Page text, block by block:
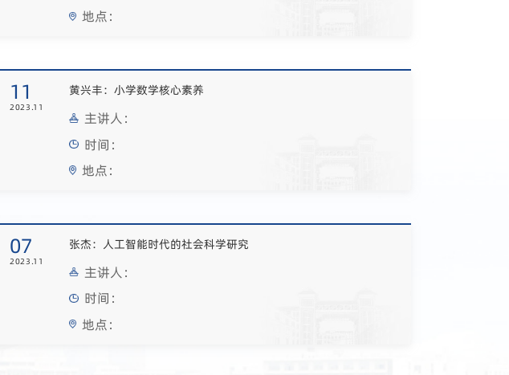
地点：
11
2023.11
黄兴丰：小学数学核心素养
主讲人：
时间：
地点：
07
2023.11
张杰：人工智能时代的社会科学研究
主讲人：
时间：
地点：